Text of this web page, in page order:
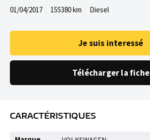
01/04/2017 155380 km Diesel
Je suis interessé
Télécharger la fiche
CARACTÉRISTIQUES